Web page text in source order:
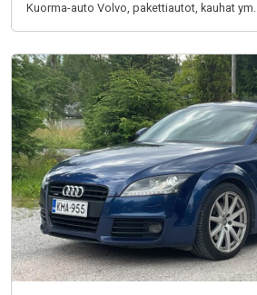
Kuorma-auto Volvo, pakettiautot, kauhat ym.